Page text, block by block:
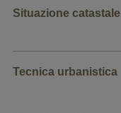
Situazione catastale
Tecnica urbanistica